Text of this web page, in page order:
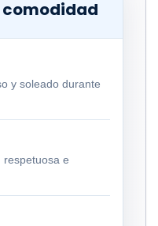
y soleado durante
respetuosa e